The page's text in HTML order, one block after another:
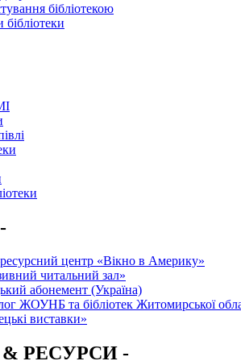
бібліотекою
центр «Вікно в Америку»
читальний зал»
абонемент (Україна)
ЖОУНБ та бібліотек Житомирської
виставки»
РЕСУРСИ -